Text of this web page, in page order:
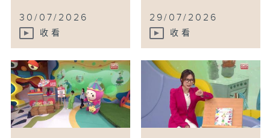
30/07/2026
收看
29/07/2026
收看